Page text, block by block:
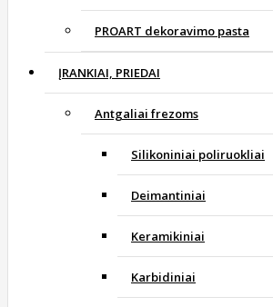
PROART dekoravimo pasta
ĮRANKIAI, PRIEDAI
Antgaliai frezoms
Silikoniniai poliruokliai
Deimantiniai
Keramikiniai
Karbidiniai